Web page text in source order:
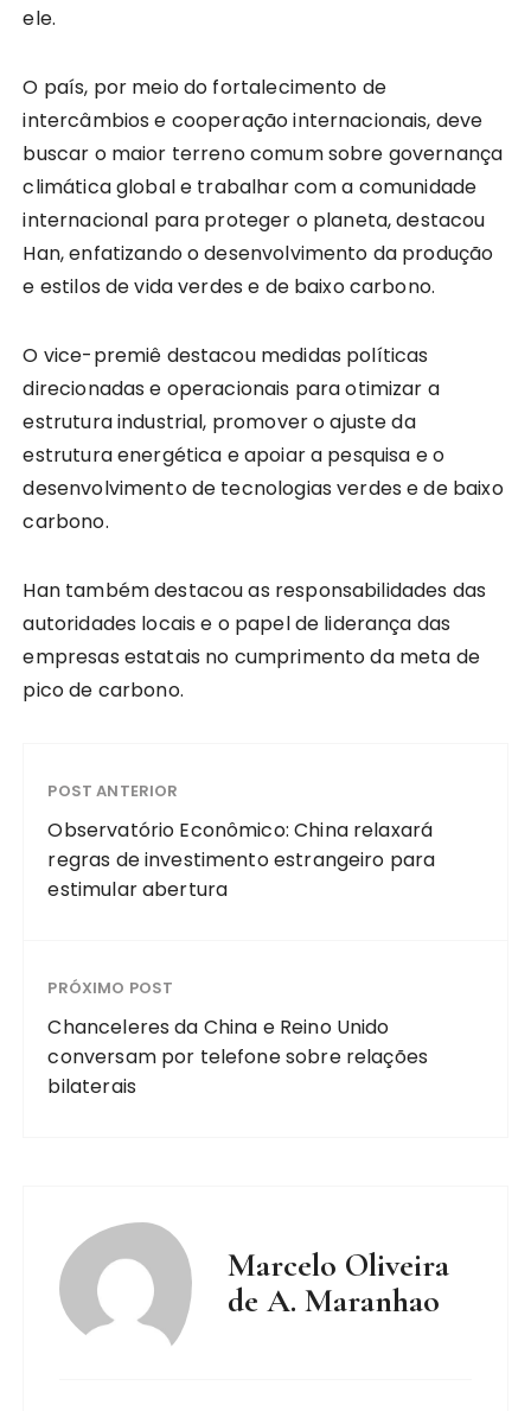
ele.
O país, por meio do fortalecimento de
intercâmbios e cooperação internacionais, deve
buscar o maior terreno comum sobre governança
climática global e trabalhar com a comunidade
internacional para proteger o planeta, destacou
Han, enfatizando o desenvolvimento da produção
e estilos de vida verdes e de baixo carbono.
O vice-premiê destacou medidas políticas
direcionadas e operacionais para otimizar a
estrutura industrial, promover o ajuste da
estrutura energética e apoiar a pesquisa e o
desenvolvimento de tecnologias verdes e de baixo
carbono.
Han também destacou as responsabilidades das
autoridades locais e o papel de liderança das
empresas estatais no cumprimento da meta de
pico de carbono.
POST ANTERIOR
Observatório Econômico: China relaxará
regras de investimento estrangeiro para
estimular abertura
PRÓXIMO POST
Chanceleres da China e Reino Unido
conversam por telefone sobre relações
bilaterais
Marcelo Oliveira
de A. Maranhao